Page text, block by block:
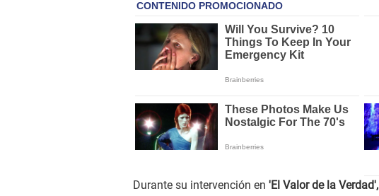
Durante su intervención en 'El Valor de la Verdad',